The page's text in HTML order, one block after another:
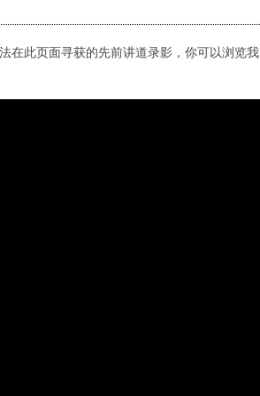
在此页面寻获的先前讲道录影，你可以浏览我